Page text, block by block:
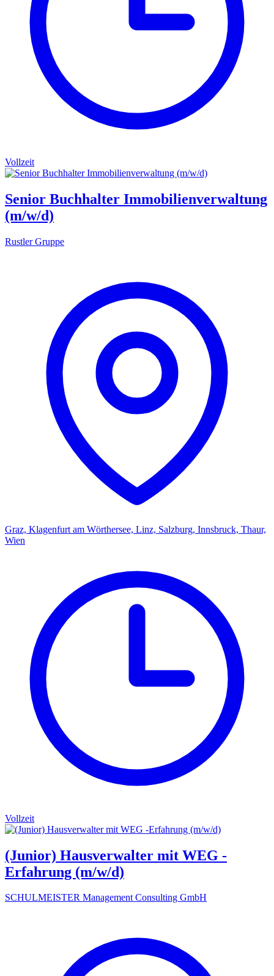
Vollzeit
Senior Buchhalter Immobilienverwaltung
(m/w/d)
Rustler Gruppe
Graz, Klagenfurt am Wörthersee, Linz, Salzburg, Innsbruck, Thaur,
Wien
Vollzeit
(Junior) Hausverwalter mit WEG -
Erfahrung (m/w/d)
SCHULMEISTER Management Consulting GmbH